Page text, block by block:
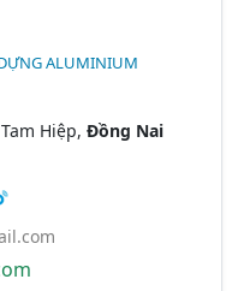
ALUMINIUM
Hiệp,Đồng Nai